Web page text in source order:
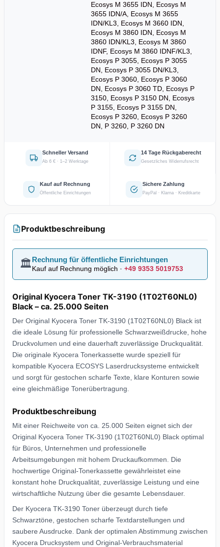
Ecosys M 3655 IDN, Ecosys M
3655 IDN/A, Ecosys M 3655
IDN/KL3, Ecosys M 3660 IDN,
Ecosys M 3860 IDN, Ecosys M
3860 IDN/KL3, Ecosys M 3860
IDNF, Ecosys M 3860 IDNF/KL3,
Ecosys P 3055, Ecosys P 3055
DN, Ecosys P 3055 DN/KL3,
Ecosys P 3060, Ecosys P 3060
DN, Ecosys P 3060 TD, Ecosys P
3150, Ecosys P 3150 DN, Ecosys
P 3155, Ecosys P 3155 DN,
Ecosys P 3260, Ecosys P 3260
DN, P 3260, P 3260 DN
Schneller Versand
Ab 6 € · 1–2 Werktage
14 Tage Rückgaberecht
Gesetzliches Widerrufsrecht
Kauf auf Rechnung
Öffentliche Einrichtungen
Sichere Zahlung
PayPal · Klarna · Kreditkarte
Produktbeschreibung
🏛️Rechnung für öffentliche Einrichtungen
Kauf auf Rechnung möglich · +49 9353 5019753
Original Kyocera Toner TK-3190 (1T02T60NL0)
Black – ca. 25.000 Seiten
Der Original Kyocera Toner TK-3190 (1T02T60NL0) Black ist
die ideale Lösung für professionelle Schwarzweißdrucke, hohe
Druckvolumen und eine dauerhaft zuverlässige Druckqualität.
Die originale Kyocera Tonerkassette wurde speziell für
kompatible Kyocera ECOSYS Laserdrucksysteme entwickelt
und sorgt für gestochen scharfe Texte, klare Konturen sowie
eine gleichmäßige Tonerübertragung.
Produktbeschreibung
Mit einer Reichweite von ca. 25.000 Seiten eignet sich der
Original Kyocera Toner TK-3190 (1T02T60NL0) Black optimal
für Büros, Unternehmen und professionelle
Arbeitsumgebungen mit hohem Druckaufkommen. Die
hochwertige Original-Tonerkassette gewährleistet eine
konstant hohe Druckqualität, zuverlässige Leistung und eine
wirtschaftliche Nutzung über die gesamte Lebensdauer.
Der Kyocera TK-3190 Toner überzeugt durch tiefe
Schwarztöne, gestochen scharfe Textdarstellungen und
saubere Ausdrucke. Dank der optimalen Abstimmung zwischen
Kyocera Drucksystem und Original-Verbrauchsmaterial